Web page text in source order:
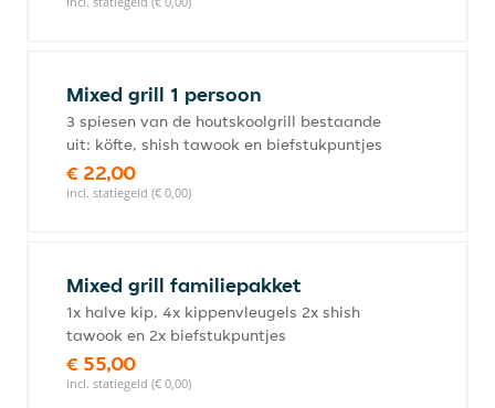
Mixed grill 1 persoon
3 spiesen van de houtskoolgrill bestaande
uit: köfte, shish tawook en biefstukpuntjes
€ 22,00
incl. statiegeld (€ 0,00)
Mixed grill familiepakket
1x halve kip, 4x kippenvleugels 2x shish
tawook en 2x biefstukpuntjes
€ 55,00
incl. statiegeld (€ 0,00)